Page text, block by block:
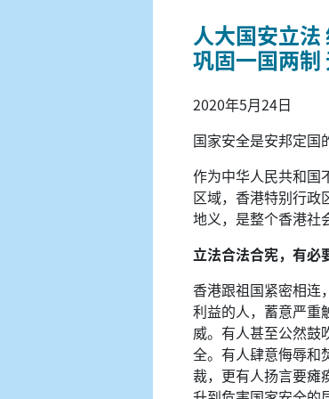
人大国安立法
巩固一国两制
2020年5月24日
国家安全是安邦定国
作为中华人民共和国
区域，香港特别行政
地义，是整个香港社
立法合法合宪，有必
香港跟祖国紧密相连
利益的人，蓄意严重
威。有人甚至公然鼓
全。有人肆意侮辱和
裁，更有人扬言要瘫